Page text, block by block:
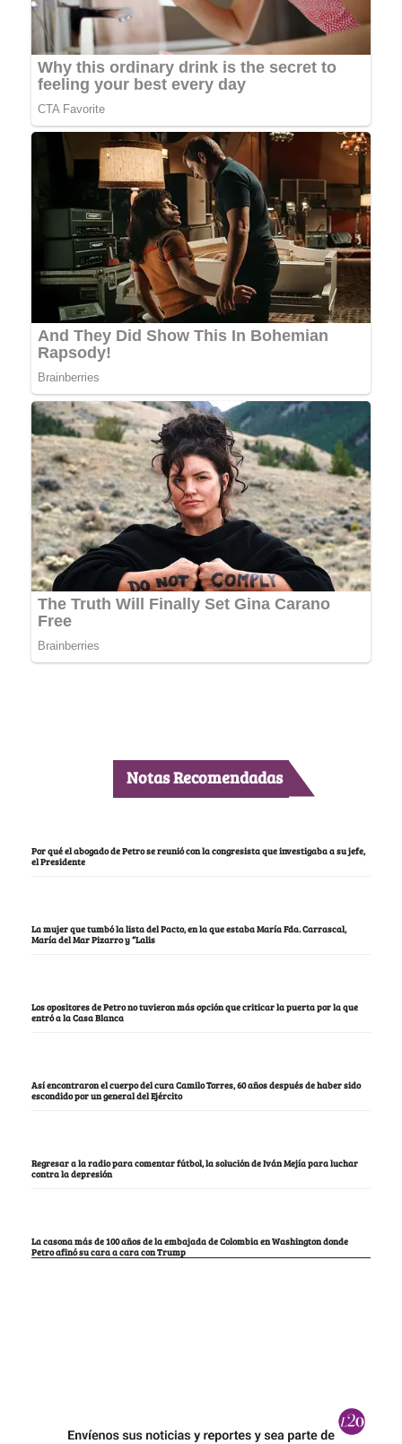
Notas Recomendadas
Por qué el abogado de Petro se reunió con la congresista que investigaba a su jefe,
el Presidente
La mujer que tumbó la lista del Pacto, en la que estaba María Fda. Carrascal,
María del Mar Pizarro y “Lalis
Los opositores de Petro no tuvieron más opción que criticar la puerta por la que
entró a la Casa Blanca
Así encontraron el cuerpo del cura Camilo Torres, 60 años después de haber sido
escondido por un general del Ejército
Regresar a la radio para comentar fútbol, la solución de Iván Mejía para luchar
contra la depresión
La casona más de 100 años de la embajada de Colombia en Washington donde
Petro afinó su cara a cara con Trump